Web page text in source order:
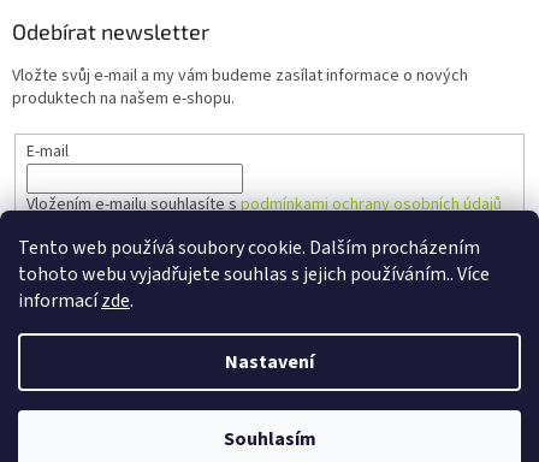
Tento web používá soubory cookie. Dalším procházením
tohoto webu vyjadřujete souhlas s jejich používáním.. Více
informacízde.
Nastavení
Souhlasím
Odebírat newsletter
Vložte svůj e-mail a my vám budeme zasílat informace o nových
produktech na našem e-shopu.
E-mail
Vložením e-mailu souhlasíte spodmínkami ochrany osobních údajů
PŘIHLÁSIT SE
Vytvořil Shoptet
Hřiště Slavík. Všechna práva vyhrazena.